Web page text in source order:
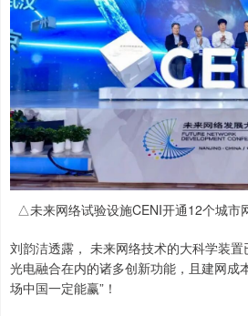
△未来网络试验设施CENI开通12个城市
刘韵洁透露， 未来网络技术的大科学装
光电融合在内的诸多创新功能，且建网成
场中国一定能赢”！